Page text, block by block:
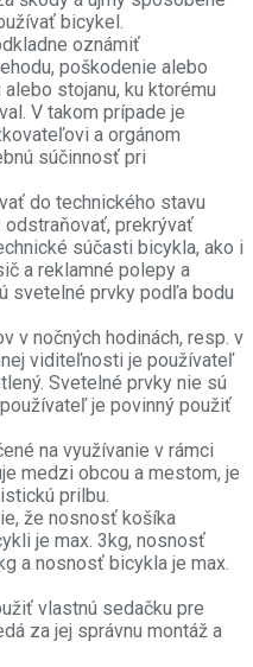
bicykel.
oznámiť
poškodenie alebo
stojanu, ku ktorému
V takom prípade je
a orgánom
súčinnosť pri
do technického stavu
odstraňovať, prekrývať
súčasti bicykla, ako i
a reklamné polepy a
svetelné prvky podľa bodu
v nočných hodinách, resp. v
viditeľnosti je používateľ
Svetelné prvky nie sú
je povinný použiť
na využívanie v rámci
medzi obcou a mestom, je
prilbu.
že nosnosť košíka
je max. 3kg, nosnosť
a nosnosť bicykla je max.
vlastnú sedačku pre
za jej správnu montáž a